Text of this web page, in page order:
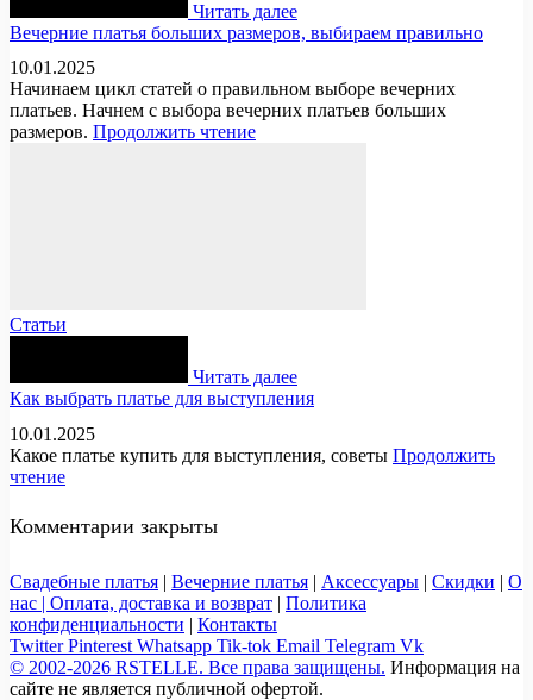
Читать далее
Вечерние платья больших размеров, выбираем правильно
10.01.2025
Начинаем цикл статей о правильном выборе вечерних
платьев. Начнем с выбора вечерних платьев больших
размеров. Продолжить чтение
Статьи
Читать далее
Как выбрать платье для выступления
10.01.2025
Какое платье купить для выступления, советы Продолжить
чтение
Комментарии закрыты
Свадебные платья | Вечерние платья | Аксессуары | Скидки | О
нас | Оплата, доставка и возврат | Политика
конфиденциальности | Контакты
Twitter Pinterest Whatsapp Tik-tok Email Telegram Vk
© 2002-2026 RSTELLE. Все права защищены. Информация на
сайте не является публичной офертой.